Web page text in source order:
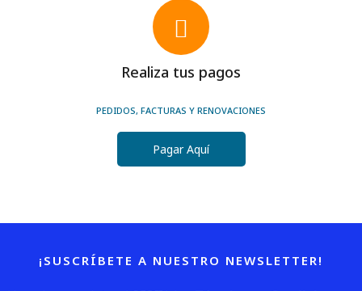
Realiza tus pagos
PEDIDOS, FACTURAS Y RENOVACIONES
Pagar Aquí
¡SUSCRÍBETE A NUESTRO NEWSLETTER!